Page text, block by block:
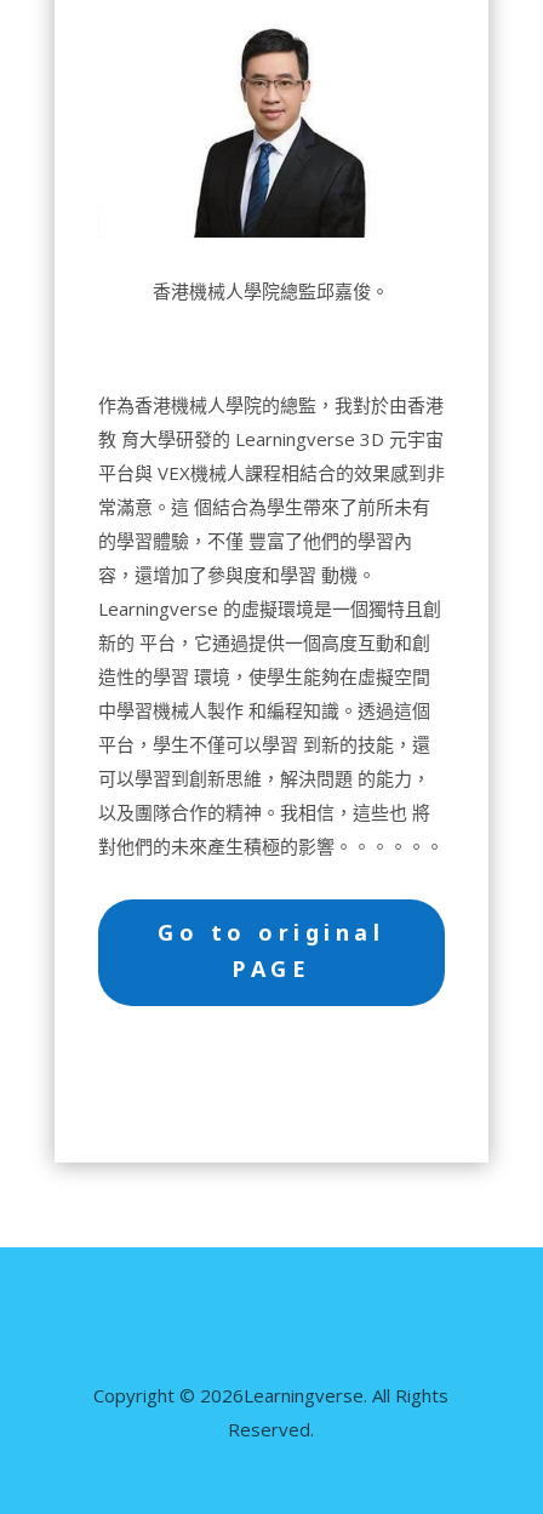
香港機械人學院總監邱嘉俊。
作為香港機械人學院的總監，我對於由香港
教 育大學研發的 Learningverse 3D 元宇宙
平台與 VEX機械人課程相結合的效果感到非
常滿意。這 個結合為學生帶來了前所未有
的學習體驗，不僅 豐富了他們的學習內
容，還增加了參與度和學習 動機。
Learningverse 的虛擬環境是一個獨特且創
新的 平台，它通過提供一個高度互動和創
造性的學習 環境，使學生能夠在虛擬空間
中學習機械人製作 和編程知識。透過這個
平台，學生不僅可以學習 到新的技能，還
可以學習到創新思維，解決問題 的能力，
以及團隊合作的精神。我相信，這些也 將
對他們的未來產生積極的影響。。。。。。
Go to original
PAGE
Copyright © 2026Learningverse. All Rights
Reserved.